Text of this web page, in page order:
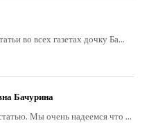
во всех газетах дочку Ба...
Бачурина
Мы очень надеемся что ...